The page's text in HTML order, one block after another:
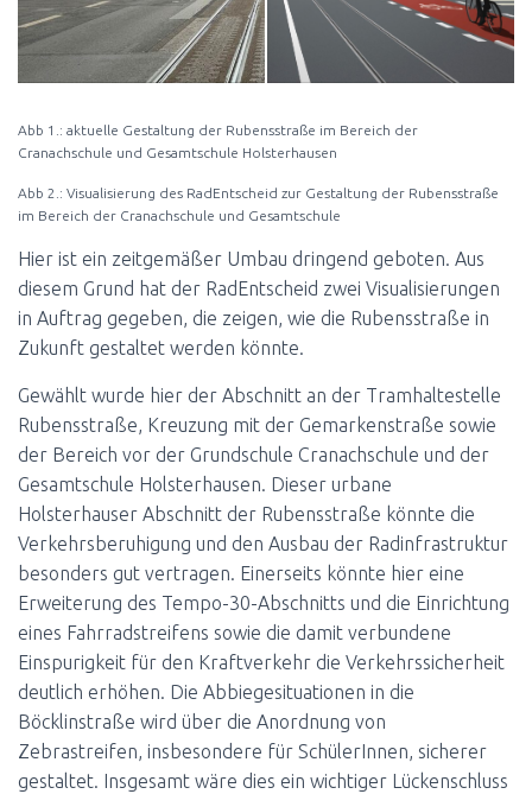
Abb 1.: aktuelle Gestaltung der Rubensstraße im Bereich der
Cranachschule und Gesamtschule Holsterhausen
Abb 2.: Visualisierung des RadEntscheid zur Gestaltung der Rubensstraße
im Bereich der Cranachschule und Gesamtschule
Hier ist ein zeitgemäßer Umbau dringend geboten. Aus
diesem Grund hat der RadEntscheid zwei Visualisierungen
in Auftrag gegeben, die zeigen, wie die Rubensstraße in
Zukunft gestaltet werden könnte.
Gewählt wurde hier der Abschnitt an der Tramhaltestelle
Rubensstraße, Kreuzung mit der Gemarkenstraße sowie
der Bereich vor der Grundschule Cranachschule und der
Gesamtschule Holsterhausen. Dieser urbane
Holsterhauser Abschnitt der Rubensstraße könnte die
Verkehrsberuhigung und den Ausbau der Radinfrastruktur
besonders gut vertragen. Einerseits könnte hier eine
Erweiterung des Tempo-30-Abschnitts und die Einrichtung
eines Fahrradstreifens sowie die damit verbundene
Einspurigkeit für den Kraftverkehr die Verkehrssicherheit
deutlich erhöhen. Die Abbiegesituationen in die
Böcklinstraße wird über die Anordnung von
Zebrastreifen, insbesondere für SchülerInnen, sicherer
gestaltet. Insgesamt wäre dies ein wichtiger Lückenschluss